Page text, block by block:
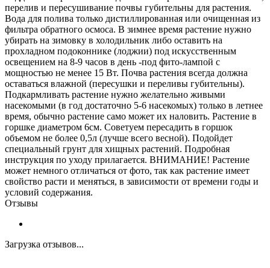
перелив и пересушивание почвы губительны для растения.
Вода для полива только дистиллированная или очищенная из
фильтра обратного осмоса. В зимнее время растение нужно
убирать на зимовку в холодильник либо оставить на
прохладном подоконнике (лоджии) под искусственным
освещением на 8-9 часов в день -под фито-лампой с
мощностью не менее 15 Вт. Почва растения всегда должна
оставаться влажной (пересушки и переливы губительны).
Подкармливать растение нужно желательно живыми
насекомыми (в год достаточно 5-6 насекомых) только в летнее
время, обычно растение само может их наловить. Растение в
горшке диаметром 6см. Советуем пересадить в горшок
объемом не более 0,5л (лучше всего весной). Подойдет
специальный грунт для хищных растений. Подробная
инструкция по уходу прилагается. ВНИМАНИЕ! Растение
может немного отличаться от фото, так как растение имеет
свойство расти и меняться, в зависимости от времени годы и
условий содержания.
Отзывы
Загрузка отзывов...